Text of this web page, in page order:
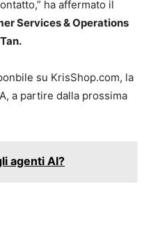
ha affermato il
Services & Operations
su KrisShop.com, la
a partire dalla prossima
agenti AI?